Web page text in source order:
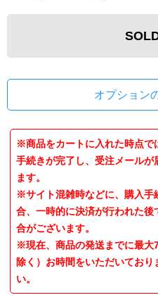
オプション
※商品をカートに入れた時点で
手続きが完了し、受注メールが
ます。
※サイト混雑時などに、購入手
合、一時的に決済が行われた
合がございます。
※現在、商品の発送までに最
除く）お時間をいただいてお
い。